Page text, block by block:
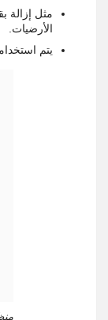
مثل إزالة
الأرضيات.
يتم